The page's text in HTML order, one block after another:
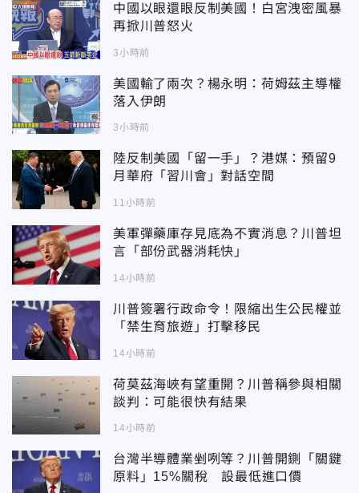
中國以眼還眼反制美國！白宮洩密風暴
再掀川普怒火
3小時前
美國輸了兩次？楊永明：荷姆茲主導權
落入伊朗
3小時前
陸反制美國「留一手」？港媒：預留9
月華府「習川會」對話空間
11小時前
美軍彈藥庫存見底為不實消息？川普坦
言「部份武器消耗快」
14小時前
川普簽署行政命令！限縮出生公民權並
「禁生育旅遊」打擊移民
14小時前
荷莫茲海峽有望重開？川普稱參與相關
談判：可能很快有結果
14小時前
台灣半導體業剉咧等？川普開鍘「關鍵
原料」15%關稅 設最低進口價